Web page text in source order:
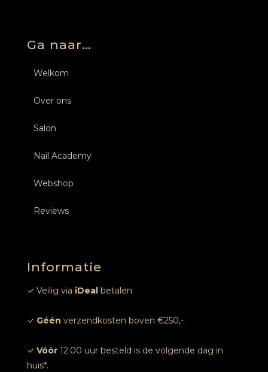
Ga naar…
Welkom
Over ons
Salon
Behandelingen
Nagels
Over ons
Tarieven
Foto’s
Nail Academy
Opleidingen Nagels
Inschrijven
Webshop
Opleidingen Nagels
Reviews
Informatie
✓ Veilig via iDeal betalen
✓ Géén verzendkosten boven €250,-
✓ Vóór 12.00 uur besteld is de volgende dag in
huis*.